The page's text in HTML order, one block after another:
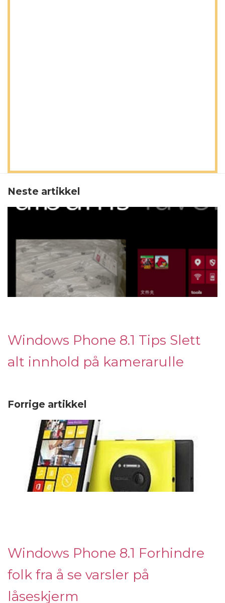
Neste artikkel
Windows Phone 8.1 Tips Slett
alt innhold på kamerarulle
Forrige artikkel
Windows Phone 8.1 Forhindre
folk fra å se varsler på
låseskjerm